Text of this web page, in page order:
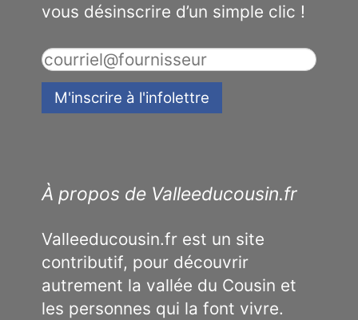
vous désinscrire d’un simple clic !
À propos de Valleeducousin.fr
Valleeducousin.fr est un site
contributif, pour découvrir
autrement la vallée du Cousin et
les personnes qui la font vivre.